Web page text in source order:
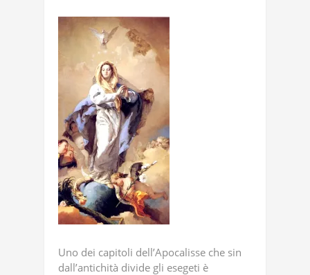
Uno dei capitoli dell’Apocalisse che sin
dall’antichità divide gli esegeti è